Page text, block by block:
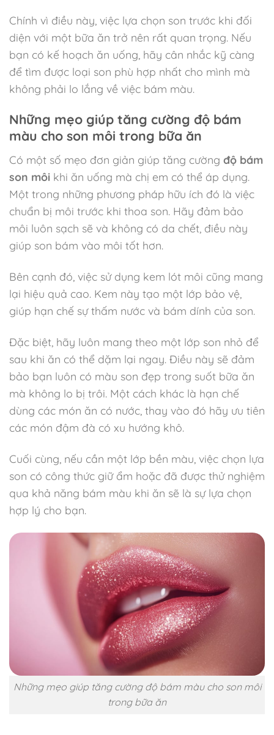
Chính vì điều này, việc lựa chọn son trước khi đối
diện với một bữa ăn trở nên rất quan trọng. Nếu
bạn có kế hoạch ăn uống, hãy cân nhắc kỹ càng
để tìm được loại son phù hợp nhất cho mình mà
không phải lo lắng về việc bám màu.
Những mẹo giúp tăng cường độ bám
màu cho son môi trong bữa ăn
Có một số mẹo đơn giản giúp tăng cường độ bám
son môi khi ăn uống mà chị em có thể áp dụng.
Một trong những phương pháp hữu ích đó là việc
chuẩn bị môi trước khi thoa son. Hãy đảm bảo
môi luôn sạch sẽ và không có da chết, điều này
giúp son bám vào môi tốt hơn.
Bên cạnh đó, việc sử dụng kem lót môi cũng mang
lại hiệu quả cao. Kem này tạo một lớp bảo vệ,
giúp hạn chế sự thấm nước và bám dính của son.
Đặc biệt, hãy luôn mang theo một lớp son nhỏ để
sau khi ăn có thể dặm lại ngay. Điều này sẽ đảm
bảo bạn luôn có màu son đẹp trong suốt bữa ăn
mà không lo bị trôi. Một cách khác là hạn chế
dùng các món ăn có nước, thay vào đó hãy ưu tiên
các món đậm đà có xu hướng khô.
Cuối cùng, nếu cần một lớp bền màu, việc chọn lựa
son có công thức giữ ẩm hoặc đã được thử nghiệm
qua khả năng bám màu khi ăn sẽ là sự lựa chọn
hợp lý cho bạn.
Những mẹo giúp tăng cường độ bám màu cho son môi
trong bữa ăn